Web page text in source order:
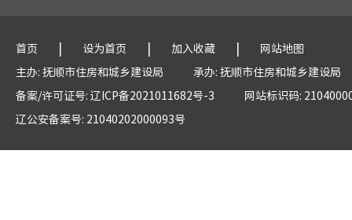
首页 | 设为首页 | 加入收藏 |
网站地图
主办: 抚顺市住房和城乡建设局
承办: 抚顺市住房和城乡建设局
备案/许可证号: 辽ICP备2021011682号-3
网站标识码:
辽公安备案号: 21040202000093号